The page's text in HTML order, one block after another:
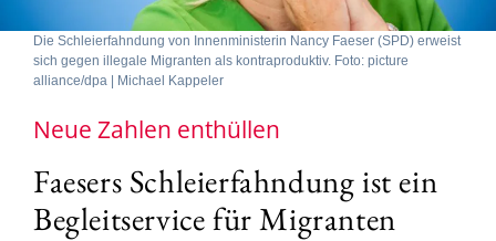
Die Schleierfahndung von Innenministerin Nancy Faeser (SPD) erweist
sich gegen illegale Migranten als kontraproduktiv. Foto: picture
alliance/dpa | Michael Kappeler
Neue Zahlen enthüllen
Faesers Schleierfahndung ist ein
Begleitservice für Migranten